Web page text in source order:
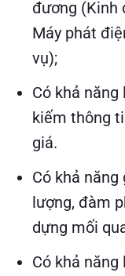
đương (Kinh
Máy phát
vụ);
Có khả
kiếm thông
giá.
Có khả
lượng, đàm
dựng mối
Có khả